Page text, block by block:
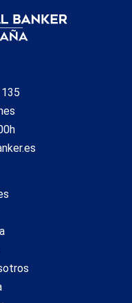
(dos acabados a
Carré o similar~-
LED integrada en
sistemas
por
de ventilación
edificio
y
para